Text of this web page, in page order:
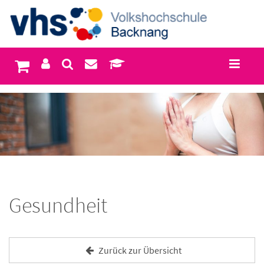
Gesundheit
Zurück zur Übersicht